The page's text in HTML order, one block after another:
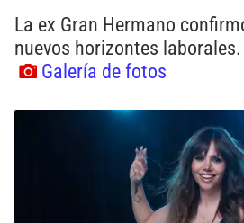
La ex Gran Hermano
nuevos horizontes laborales.
Galería de fotos